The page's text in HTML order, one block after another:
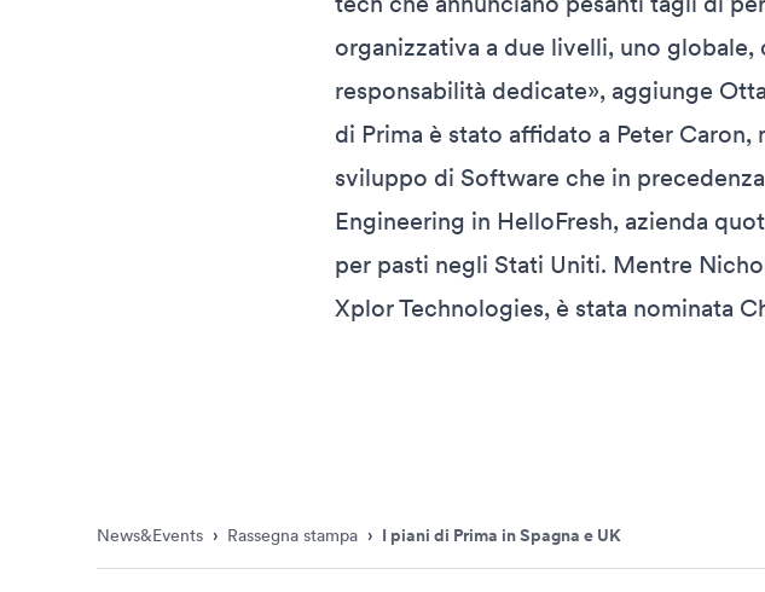
organizzativa a due livelli, uno
responsabilità dedicate», aggiunge
di Prima è stato affidato a Peter
sviluppo di Software che in
Engineering in HelloFresh, azienda
per pasti negli Stati Uniti. Mentre
Xplor Technologies, è stata nominata
News&Events › Rassegna stampa › I piani di Prima in Spagna e UK